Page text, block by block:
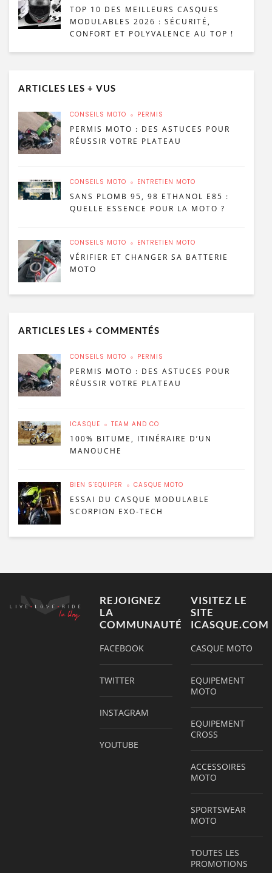
TOP 10 DES MEILLEURS CASQUES
MODULABLES 2026 : SÉCURITÉ,
CONFORT ET POLYVALENCE AU TOP !
ARTICLES LES + VUS
CONSEILS MOTO PERMIS
PERMIS MOTO : DES ASTUCES POUR
RÉUSSIR VOTRE PLATEAU
CONSEILS MOTO ENTRETIEN MOTO
SANS PLOMB 95, 98 ETHANOL E85 :
QUELLE ESSENCE POUR LA MOTO ?
CONSEILS MOTO ENTRETIEN MOTO
VÉRIFIER ET CHANGER SA BATTERIE
MOTO
ARTICLES LES + COMMENTÉS
CONSEILS MOTO PERMIS
PERMIS MOTO : DES ASTUCES POUR
RÉUSSIR VOTRE PLATEAU
ICASQUE TEAM AND CO
100% BITUME, ITINÉRAIRE D’UN
MANOUCHE
BIEN S'ÉQUIPER CASQUE MOTO
ESSAI DU CASQUE MODULABLE
SCORPION EXO-TECH
REJOIGNEZ
LA
COMMUNAUTÉ
FACEBOOK
TWITTER
INSTAGRAM
YOUTUBE
VISITEZ LE
SITE
ICASQUE.COM
CASQUE MOTO
EQUIPEMENT
MOTO
EQUIPEMENT
CROSS
ACCESSOIRES
MOTO
SPORTSWEAR
MOTO
TOUTES LES
PROMOTIONS